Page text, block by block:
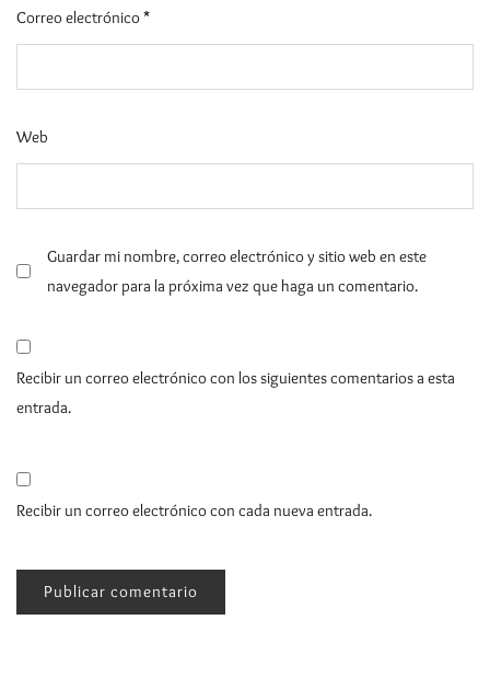
Correo electrónico*
Web
Guardar mi nombre, correo electrónico y sitio web en este
navegador para la próxima vez que haga un comentario.
Recibir un correo electrónico con los siguientes comentarios a esta
entrada.
Recibir un correo electrónico con cada nueva entrada.